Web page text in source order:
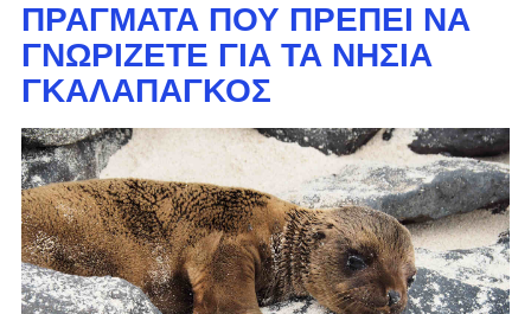
ΠΡΆΓΜΑΤΑ ΠΟΥ ΠΡΈΠΕΙ ΝΑ
ΓΝΩΡΊΖΕΤΕ ΓΙΑ ΤΑ ΝΗΣΙΆ
ΓΚΑΛΑΠΆΓΚΟΣ